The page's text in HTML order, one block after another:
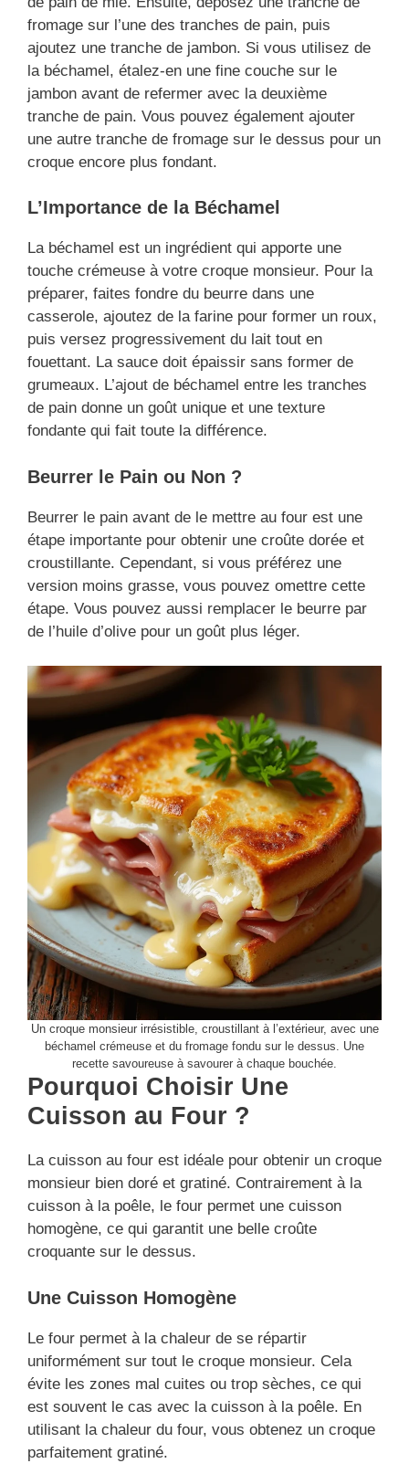
fromage sur l’une des tranches de pain, puis
ajoutez une tranche de jambon. Si vous utilisez de
la béchamel, étalez-en une fine couche sur le
jambon avant de refermer avec la deuxième
tranche de pain. Vous pouvez également ajouter
une autre tranche de fromage sur le dessus pour un
croque encore plus fondant.
L’Importance de la Béchamel
La béchamel est un ingrédient qui apporte une
touche crémeuse à votre croque monsieur. Pour la
préparer, faites fondre du beurre dans une
casserole, ajoutez de la farine pour former un roux,
puis versez progressivement du lait tout en
fouettant. La sauce doit épaissir sans former de
grumeaux. L’ajout de béchamel entre les tranches
de pain donne un goût unique et une texture
fondante qui fait toute la différence.
Beurrer le Pain ou Non ?
Beurrer le pain avant de le mettre au four est une
étape importante pour obtenir une croûte dorée et
croustillante. Cependant, si vous préférez une
version moins grasse, vous pouvez omettre cette
étape. Vous pouvez aussi remplacer le beurre par
de l’huile d’olive pour un goût plus léger.
Un croque monsieur irrésistible, croustillant à l’extérieur, avec une
béchamel crémeuse et du fromage fondu sur le dessus. Une
recette savoureuse à savourer à chaque bouchée.
Pourquoi Choisir Une
Cuisson au Four ?
La cuisson au four est idéale pour obtenir un croque
monsieur bien doré et gratiné. Contrairement à la
cuisson à la poêle, le four permet une cuisson
homogène, ce qui garantit une belle croûte
croquante sur le dessus.
Une Cuisson Homogène
Le four permet à la chaleur de se répartir
uniformément sur tout le croque monsieur. Cela
évite les zones mal cuites ou trop sèches, ce qui
est souvent le cas avec la cuisson à la poêle. En
utilisant la chaleur du four, vous obtenez un croque
parfaitement gratiné.